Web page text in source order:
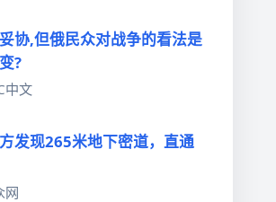
协,但俄民众对战争的看法是
?
中文
发现265米地下密道，直通
网